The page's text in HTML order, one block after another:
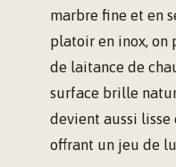
marbre fine et en
platoir en inox, on
de laitance de
surface brille
devient aussi lisse
offrant un jeu de